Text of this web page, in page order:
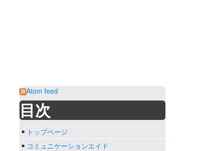
Atom feed
目次
トップページ
コミュニケーションエイド